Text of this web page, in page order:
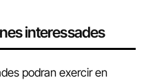
interessades
podran exercir en